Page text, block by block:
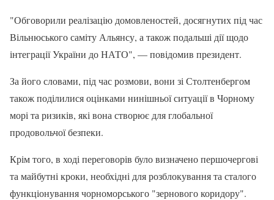
"Обговорили реалізацію домовленостей, досягнутих під час
Вільнюського саміту Альянсу, а також подальші дії щодо
інтеграції України до НАТО", — повідомив президент.
За його словами, під час розмови, вони зі Столтенбергом
також поділилися оцінками нинішньої ситуації в Чорному
морі та ризиків, які вона створює для глобальної
продовольчої безпеки.
Крім того, в ході переговорів було визначено першочергові
та майбутні кроки, необхідні для розблокування та сталого
функціонування чорноморського "зернового коридору".